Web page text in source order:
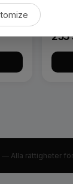
- grå
255
Alla rättigheter